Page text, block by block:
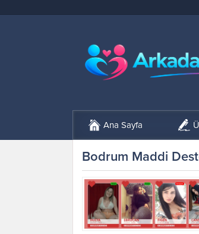
Ana Sayfa
Bodrum Maddi